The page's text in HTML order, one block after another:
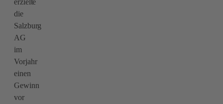
erzielte
die
Salzburg
AG
im
Vorjahr
einen
Gewinn
vor